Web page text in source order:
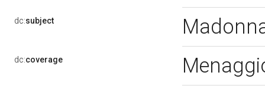
dc:subject
dc:coverage